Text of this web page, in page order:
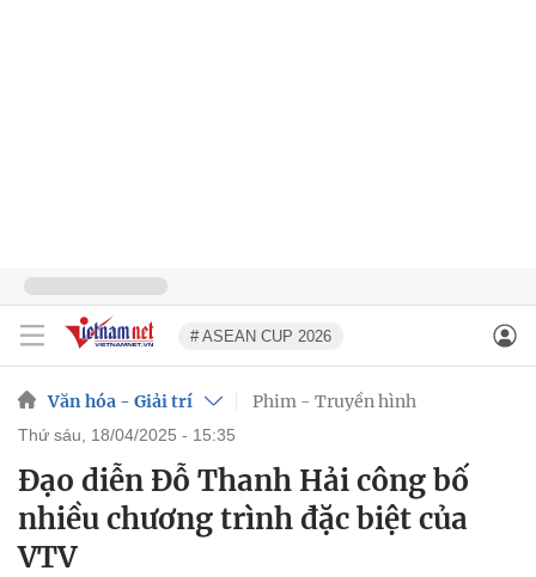
# ASEAN CUP 2026
Văn hóa - Giải trí Phim - Truyền hình
thứ sáu, 18/04/2025 - 15:35
Đạo diễn Đỗ Thanh Hải công bố
nhiều chương trình đặc biệt của
VTV